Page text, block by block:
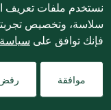
نستخدم ملفات تعريف
سلاسة، وتخصيص
فإنك توافق على سياسة
موافقة